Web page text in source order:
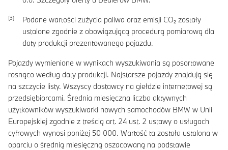
Podane wartości zużycia paliwa oraz emisji CO₂ zostały
ustalone zgodnie z obowiązującą procedurą pomiarową dla
daty produkcji prezentowanego pojazdu.
Pojazdy wymienione w wynikach wyszukiwania są posortowane
rosnąco według daty produkcji. Najstarsze pojazdy znajdują się
na szczycie listy. Wszyscy dostawcy na giełdzie internetowej są
przedsiębiorcami. Średnia miesięczna liczba aktywnych
użytkowników wyszukiwarki nowych samochodów BMW w Unii
Europejskiej zgodnie z treścią art. 24 ust. 2 ustawy o usługach
cyfrowych wynosi poniżej 50 000. Wartość ta została ustalona w
oparciu o średnią miesięczną oszacowaną na podstawie